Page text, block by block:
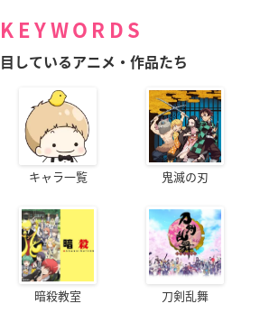
KEYWORDS
しているアニメ・作品たち
キャラ一覧 鬼滅の刃
暗殺教室 刀剣乱舞